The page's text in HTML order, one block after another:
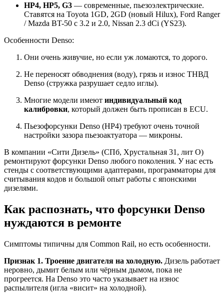
HP4, HP5, G3 — современные, пьезоэлектрические.
Ставятся на Toyota 1GD, 2GD (новый Hilux), Ford Ranger
/ Mazda BT-50 с 3.2 и 2.0, Nissan 2.3 dCi (YS23).
Особенности Denso:
Они очень живучие, но если уж ломаются, то дорого.
Не переносят обводнения (воду), грязь и износ ТНВД
Denso (стружка разрушает седло иглы).
Многие модели имеют индивидуальный код
калибровки, который должен быть прописан в ECU.
Пьезофорсунки Denso (HP4) требуют очень точной
настройки зазора пьезоактуатора — микроны.
В компании «Сити Дизель» (СПб, Хрустальная 31, лит О)
ремонтируют форсунки Denso любого поколения. У нас есть
стенды с соответствующими адаптерами, программаторы для
считывания кодов и большой опыт работы с японскими
дизелями.
Как распознать, что форсунки Denso
нуждаются в ремонте
Симптомы типичны для Common Rail, но есть особенности.
Признак 1. Троение двигателя на холодную. Дизель работает
неровно, дымит белым или чёрным дымом, пока не
прогреется. На Denso это часто указывает на износ
распылителя (игла «висит» на холодной).